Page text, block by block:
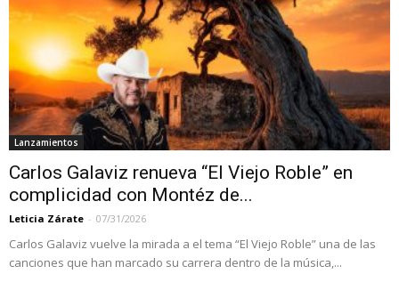
Lanzamientos
Carlos Galaviz renueva “El Viejo Roble” en
complicidad con Montéz de...
Leticia Zárate - 07/31/2026
Carlos Galaviz vuelve la mirada a el tema “El Viejo Roble” una de las
canciones que han marcado su carrera dentro de la música,...